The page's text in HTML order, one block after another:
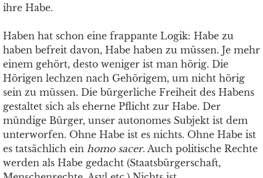
ihre Habe.
Haben hat schon eine frappante Logik: Habe zu
haben befreit davon, Habe haben zu müssen. Je mehr
einem gehört, desto weniger ist man hörig. Die
Hörigen lechzen nach Gehörigem, um nicht hörig
sein zu müssen. Die bürgerliche Freiheit des Habens
gestaltet sich als eherne Pflicht zur Habe. Der
mündige Bürger, unser autonomes Subjekt ist dem
unterworfen. Ohne Habe ist es nichts. Ohne Habe ist
es tatsächlich ein homo sacer. Auch politische Rechte
werden als Habe gedacht (Staatsbürgerschaft,